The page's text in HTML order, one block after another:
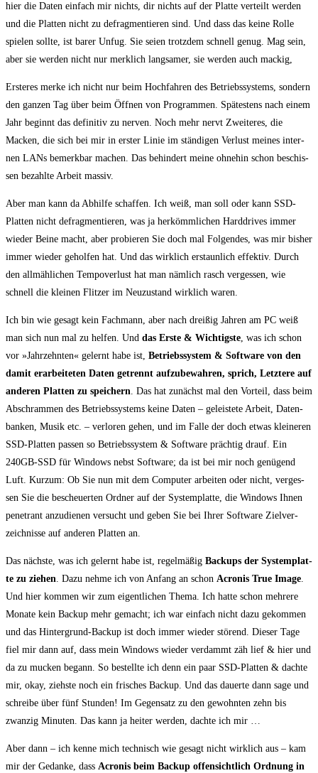
hier die Daten ein­fach mir nichts, dir nichts auf der Plat­te ver­teilt wer­den
und die Plat­ten nicht zu defrag­men­tie­ren sind. Und dass das kei­ne Rol­le
spie­len soll­te, ist barer Unfug. Sie sei­en trotz­dem schnell genug. Mag sein,
aber sie wer­den nicht nur merk­lich lang­sa­mer, sie wer­den auch mackig,
Ers­te­res mer­ke ich nicht nur beim Hoch­fah­ren des Betriebs­sys­tems, son­dern
den gan­zen Tag über beim Öff­nen von Pro­gram­men. Spä­tes­tens nach einem
Jahr beginnt das defi­ni­tiv zu ner­ven. Noch mehr nervt Zwei­te­res, die
Macken, die sich bei mir in ers­ter Linie im stän­di­gen Ver­lust mei­nes inter­
nen LANs bemerk­bar machen. Das behin­dert mei­ne ohne­hin schon beschis­
sen bezahl­te Arbeit massiv.
Aber man kann da Abhil­fe schaf­fen. Ich weiß, man soll oder kann SSD-
Plat­ten nicht defrag­men­tie­ren, was ja her­kömm­li­chen Hard­dri­ves immer
wie­der Bei­ne macht, aber pro­bie­ren Sie doch mal Fol­gen­des, was mir bis­her
immer wie­der gehol­fen hat. Und das wirk­lich erstaun­lich effek­tiv. Durch
den all­mäh­li­chen Tem­po­ver­lust hat man näm­lich rasch ver­ges­sen, wie
schnell die klei­nen Flit­zer im Neu­zu­stand wirk­lich waren.
Ich bin wie gesagt kein Fach­mann, aber nach drei­ßig Jah­ren am PC weiß
man sich nun mal zu hel­fen. Und das Ers­te & Wich­tigs­te, was ich schon
vor »Jahr­zehn­ten« gelernt habe ist, Betriebs­sys­tem & Soft­ware von den
damit erar­bei­te­ten Daten getrennt auf­zu­be­wah­ren, sprich, Letz­te­re auf
ande­ren Plat­ten zu spei­chern. Das hat zunächst mal den Vor­teil, dass beim
Abschram­men des Betriebs­sys­tems kei­ne Daten – geleis­te­te Arbeit, Daten­
ban­ken, Musik etc. – ver­lo­ren gehen, und im Fal­le der doch etwas klei­ne­ren
SSD-Plat­ten pas­sen so Betriebs­sys­tem & Soft­ware präch­tig drauf. Ein
240GB-SSD für Win­dows nebst Soft­ware; da ist bei mir noch genü­gend
Luft. Kurz­um: Ob Sie nun mit dem Com­pu­ter arbei­ten oder nicht, ver­ges­
sen Sie die bescheu­er­ten Ord­ner auf der Sys­tem­plat­te, die Win­dows Ihnen
pene­trant anzu­die­nen ver­sucht und geben Sie bei Ihrer Soft­ware Ziel­ver­
zeich­nis­se auf ande­ren Plat­ten an.
Das nächs­te, was ich gelernt habe ist, regel­mä­ßig Back­ups der Sys­tem­plat­
te zu zie­hen. Dazu neh­me ich von Anfang an schon Acro­nis True Image.
Und hier kom­men wir zum eigent­li­chen The­ma. Ich hat­te schon meh­re­re
Mona­te kein Back­up mehr gemacht; ich war ein­fach nicht dazu gekom­men
und das Hin­ter­grund-Back­up ist doch immer wie­der stö­rend. Die­ser Tage
fiel mir dann auf, dass mein Win­dows wie­der ver­dammt zäh lief & hier und
da zu mucken begann. So bestell­te ich denn ein paar SSD-Plat­ten & dach­te
mir, okay, ziehs­te noch ein fri­sches Back­up. Und das dau­er­te dann sage und
schrei­be über fünf Stun­den! Im Gegen­satz zu den gewohn­ten zehn bis
zwan­zig Minu­ten. Das kann ja hei­ter wer­den, dach­te ich mir …
Aber dann – ich ken­ne mich tech­nisch wie gesagt nicht wirk­lich aus – kam
mir der Gedan­ke, dass Acro­nis beim Back­up offen­sicht­lich Ord­nung in